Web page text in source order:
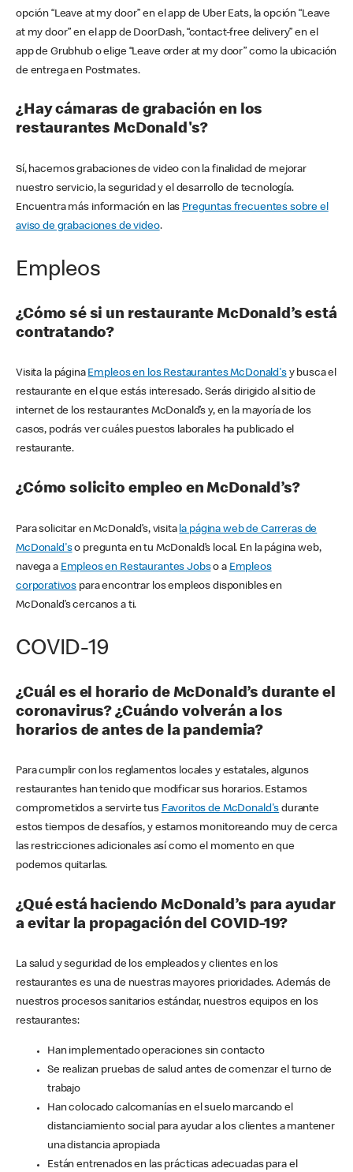
opción “Leave at my door” en el app de Uber Eats, la opción “Leave
at my door” en el app de DoorDash, “contact-free delivery” en el
app de Grubhub o elige “Leave order at my door” como la ubicación
de entrega en Postmates.
¿Hay cámaras de grabación en los
restaurantes McDonald's?
Sí, hacemos grabaciones de video con la finalidad de mejorar
nuestro servicio, la seguridad y el desarrollo de tecnología.
Encuentra más información en las Preguntas frecuentes sobre el
aviso de grabaciones de video.
Empleos
¿Cómo sé si un restaurante McDonald’s está
contratando?
Visita la página Empleos en los Restaurantes McDonald'sy busca el
restaurante en el que estás interesado. Serás dirigido al sitio de
internet de los restaurantes McDonald’s y, en la mayoría de los
casos, podrás ver cuáles puestos laborales ha publicado el
restaurante.
¿Cómo solicito empleo en McDonald’s?
Para solicitar en McDonald’s, visita la página web de Carreras de
McDonald'so pregunta en tu McDonald’s local. En la página web,
navega a Empleos en Restaurantes Jobso a Empleos
corporativos para encontrar los empleos disponibles en
McDonald’s cercanos a ti.
COVID-19
¿Cuál es el horario de McDonald’s durante el
coronavirus? ¿Cuándo volverán a los
horarios de antes de la pandemia?
Para cumplir con los reglamentos locales y estatales, algunos
restaurantes han tenido que modificar sus horarios. Estamos
comprometidos a servirte tus Favoritos de McDonald's durante
estos tiempos de desafíos, y estamos monitoreando muy de cerca
las restricciones adicionales así como el momento en que
podemos quitarlas.
¿Qué está haciendo McDonald’s para ayudar
a evitar la propagación del COVID-19?
La salud y seguridad de los empleados y clientes en los
restaurantes es una de nuestras mayores prioridades. Además de
nuestros procesos sanitarios estándar, nuestros equipos en los
restaurantes:
Han implementado operaciones sin contacto
Se realizan pruebas de salud antes de comenzar el turno de
trabajo
Han colocado calcomanías en el suelo marcando el
distanciamiento social para ayudar a los clientes a mantener
una distancia apropiada
Están entrenados en las prácticas adecuadas para el